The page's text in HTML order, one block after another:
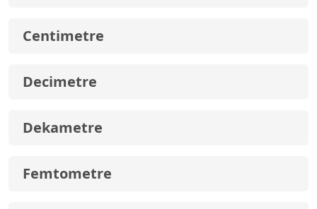
Centimetre
Decimetre
Dekametre
Femtometre